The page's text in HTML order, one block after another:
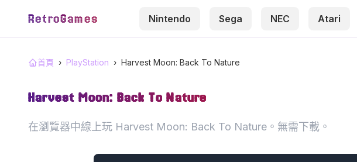
RetroGames Nintendo Sega NEC Atari
首頁 › PlayStation › Harvest Moon: Back To Nature
Harvest Moon: Back To Nature
在瀏覽器中線上玩 Harvest Moon: Back To Nature。無需下載。